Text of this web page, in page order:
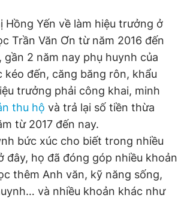
Hồng Yến về làm hiệu trưởng ở
Trần Văn Ơn từ năm 2016 đến
gần 2 năm nay phụ huynh của
đến, căng băng rôn, khẩu
trưởng phải công khai, minh
thu hộ và trả lại số tiền thừa
từ 2017 đến nay.
bức xúc cho biết trong nhiều
đây, họ đã đóng góp nhiều khoản
thêm Anh văn, kỹ năng sống,
và nhiều khoản khác như